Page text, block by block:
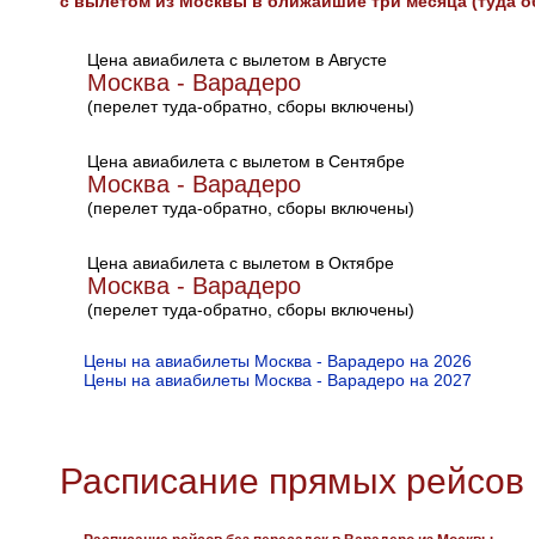
Цена авиабилета с вылетом в Августе
Москва - Варадеро
(перелет туда-обратно, сборы включены)
Цена авиабилета с вылетом в Сентябре
Москва - Варадеро
(перелет туда-обратно, сборы включены)
Цена авиабилета с вылетом в Октябре
Москва - Варадеро
(перелет туда-обратно, сборы включены)
Цены на авиабилеты Москва - Варадеро на 2026
Цены на авиабилеты Москва - Варадеро на 2027
Расписание прямых